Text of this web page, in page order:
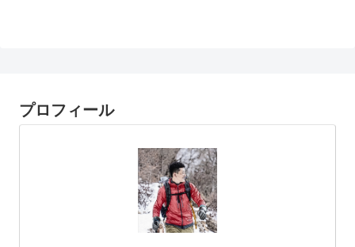
プロフィール